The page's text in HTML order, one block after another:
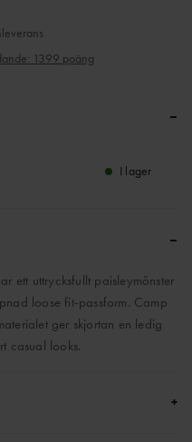
1399 poäng
–
I lager
–
ett uttrycksfullt paisleymönster
loose fit-passform. Camp
ger skjortan en ledig
casual looks.
+